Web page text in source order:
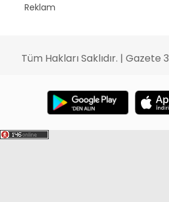
Reklam
Tüm Hakları Saklıdır. | Gazete 3